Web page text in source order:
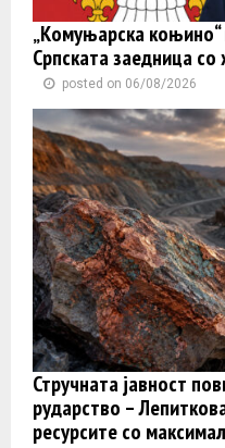
„Комуњарска коњино“
Српската заедница
posted on 06/08/2026
Стручната јавност
рударство –
ресурсите со